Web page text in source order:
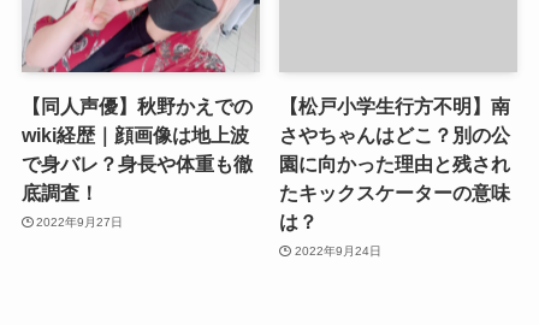
【同人声優】秋野かえでの
wiki経歴｜顔画像は地上波
で身バレ？身長や体重も徹
底調査！
2022年9月27日
【松戸小学生行方不明】南
さやちゃんはどこ？別の公
園に向かった理由と残され
たキックスケーターの意味
は？
2022年9月24日